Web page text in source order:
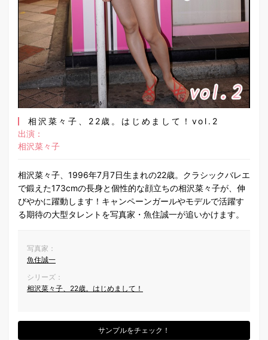
相沢菜々子、22歳。はじめまして！vol.2
出演：
相沢菜々子
相沢菜々子、1996年7月7日生まれの22歳。クラシックバレエ
で鍛えた173cmの長身と個性的な顔立ちの相沢菜々子が、伸
びやかに躍動します！キャンペーンガールやモデルで活躍す
る期待の大型タレントを写真家・魚住誠一が追いかけます。
写真家：
魚住誠一
シリーズ：
相沢菜々子、22歳。はじめまして！
サンプルをチェック！